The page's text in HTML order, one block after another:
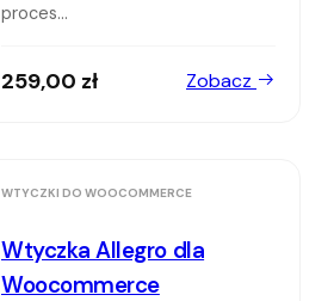
proces...
259,00 zł Zobacz
WTYCZKI DO WOOCOMMERCE
Wtyczka Allegro dla
Woocommerce